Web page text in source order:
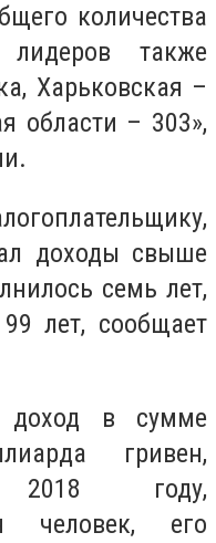
количества
также
Харьковская –
области – 303»,
доходы свыше
семь лет,
лет, сообщает
доход в сумме
гривен,
году,
человек, его